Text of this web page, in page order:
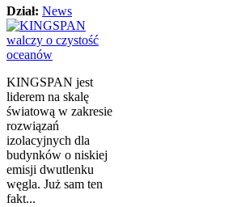
Dział: News
KINGSPAN jest
liderem na skalę
światową w zakresie
rozwiązań
izolacyjnych dla
budynków o niskiej
emisji dwutlenku
węgla. Już sam ten
fakt...